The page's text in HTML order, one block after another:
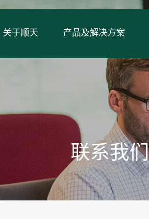
关于顺天 产品及解决方案
联系我们